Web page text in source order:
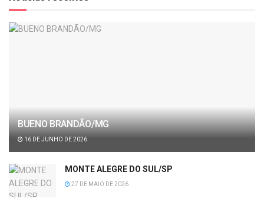
BUENO BRANDÃO/MG
16 DE JUNHO DE 2026
MONTE ALEGRE DO SUL/SP
27 DE MAIO DE 2026